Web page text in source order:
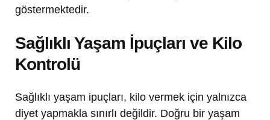
göstermektedir.
Sağlıklı Yaşam İpuçları ve Kilo
Kontrolü
Sağlıklı yaşam ipuçları, kilo vermek için yalnızca
diyet yapmakla sınırlı değildir. Doğru bir yaşam